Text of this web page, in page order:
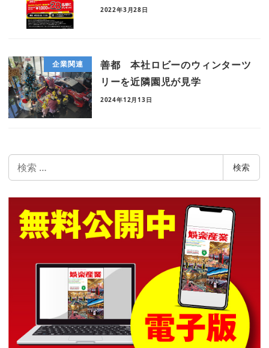
2022年3月28日
企業関連
善都 本社ロビーのウィンターツ
リーを近隣園児が見学
2024年12月13日
索
検索